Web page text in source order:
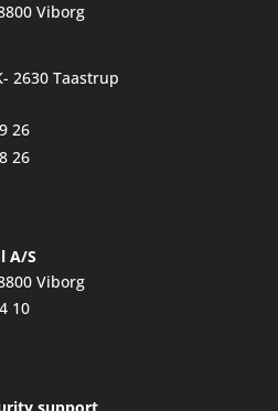
Viborg
2630 Taastrup
26
26
A/S
Viborg
10